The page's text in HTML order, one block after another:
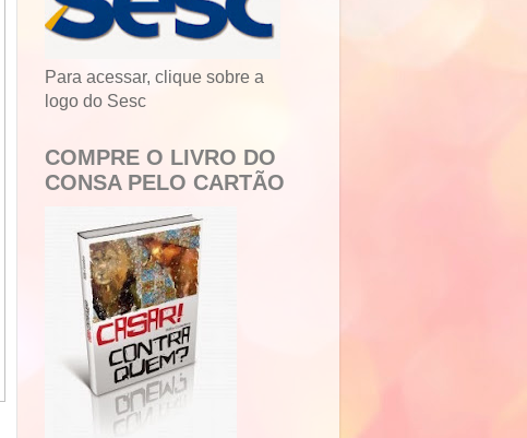
Para acessar, clique sobre a
logo do Sesc
COMPRE O LIVRO DO
CONSA PELO CARTÃO